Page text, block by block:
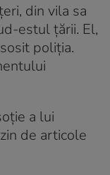
din vila sa
estul țării. El,
poliția.
a lui
de articole